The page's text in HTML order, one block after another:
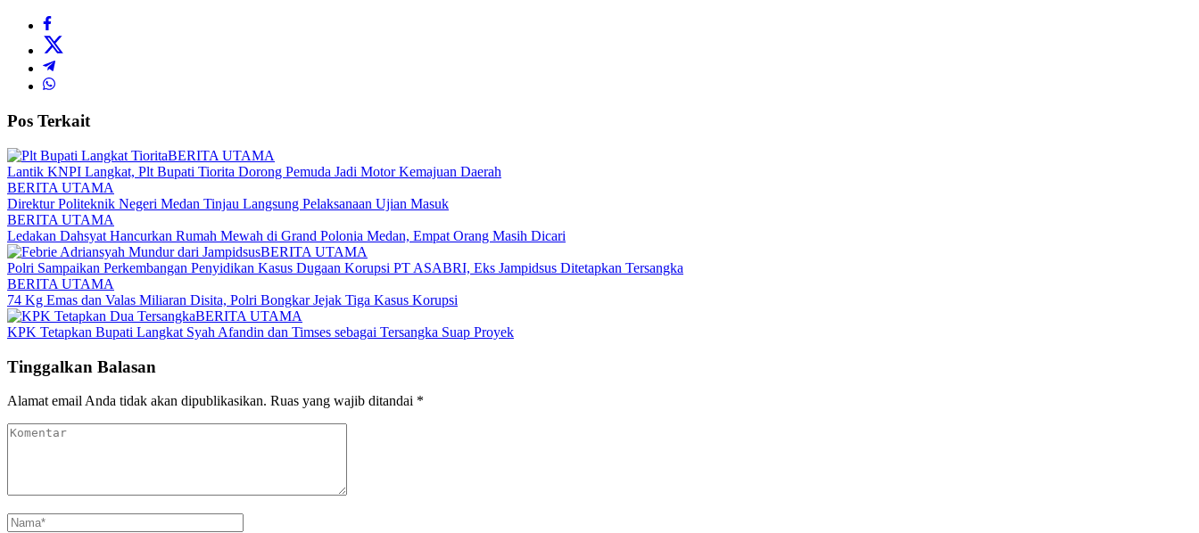
Pos Terkait
BERITA UTAMA
Lantik KNPI Langkat, Plt Bupati Tiorita Dorong Pemuda Jadi Motor Kemajuan Daerah
BERITA UTAMA
Direktur Politeknik Negeri Medan Tinjau Langsung Pelaksanaan Ujian Masuk
BERITA UTAMA
Ledakan Dahsyat Hancurkan Rumah Mewah di Grand Polonia Medan, Empat Orang Masih Dicari
BERITA UTAMA
Polri Sampaikan Perkembangan Penyidikan Kasus Dugaan Korupsi PT ASABRI, Eks Jampidsus Ditetapkan Tersangka
BERITA UTAMA
74 Kg Emas dan Valas Miliaran Disita, Polri Bongkar Jejak Tiga Kasus Korupsi
BERITA UTAMA
KPK Tetapkan Bupati Langkat Syah Afandin dan Timses sebagai Tersangka Suap Proyek
Tinggalkan Balasan
Alamat email Anda tidak akan dipublikasikan. Ruas yang wajib ditandai *